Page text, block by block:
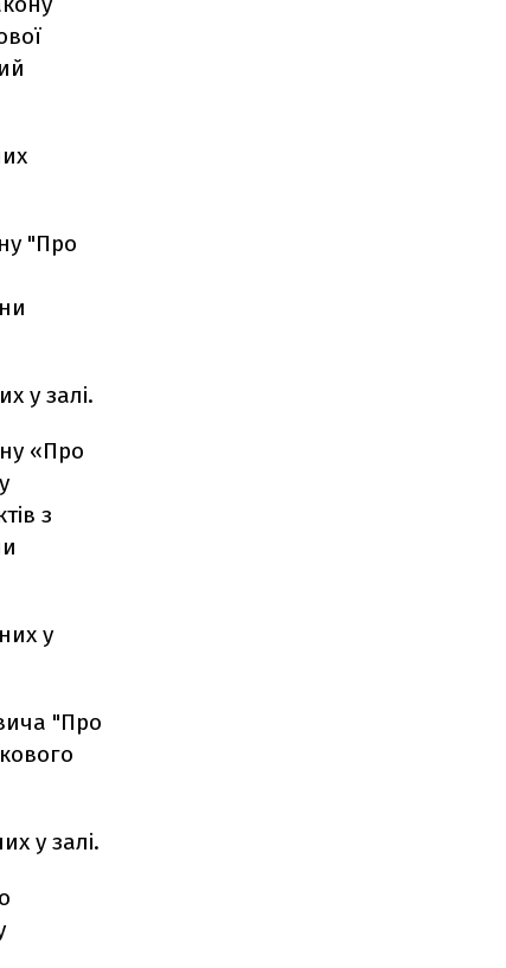
"Про
у залі.
«Про
з
у
"Про
у залі.